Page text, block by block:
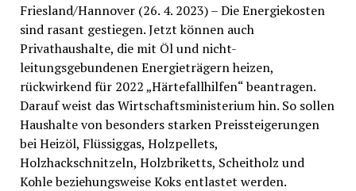
Friesland/Hannover (26. 4. 2023) – Die Energiekosten
sind rasant gestiegen. Jetzt können auch
Privathaushalte, die mit Öl und nicht-
leitungsgebundenen Energieträgern heizen,
rückwirkend für 2022 „Härtefallhilfen“ beantragen.
Darauf weist das Wirtschaftsministerium hin. So sollen
Haushalte von besonders starken Preissteigerungen
bei Heizöl, Flüssiggas, Holzpellets,
Holzhackschnitzeln, Holzbriketts, Scheitholz und
Kohle beziehungsweise Koks entlastet werden.